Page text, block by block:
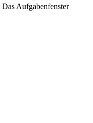
Das Aufgabenfenster